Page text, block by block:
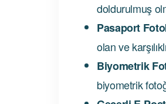
doldurulmuş
Pasaport
olan ve
Biyometrik
biyometrik